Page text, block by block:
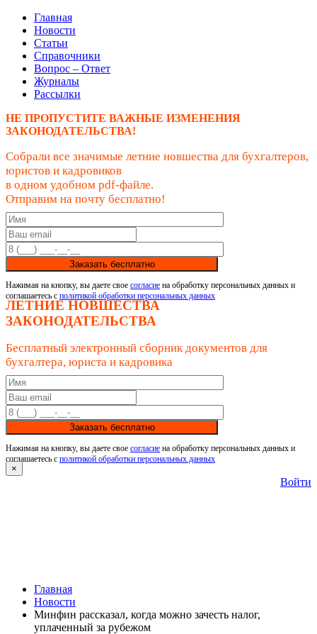
Главная
Новости
Статьи
Справочники
Вопрос – Ответ
Журналы
Рассылки
НЕ ПРОПУСТИТЕ ВАЖНЫЕ ИЗМЕНЕНИЯ
ЗАКОНОДАТЕЛЬСТВА!
Собрали все значимые летние новшества для бухгалтеров,
юристов и кадровиков
в одном удобном pdf-файле.
Отправим на почту бесплатно!
Заказать бесплатно
Нажимая на кнопку, вы даете свое согласие на обработку персональных данных и
соглашаетесь с политикой обработки персональных данных
ЛЕТНИЕ НОВШЕСТВА
ЗАКОНОДАТЕЛЬСТВА
Бесплатный электронный сборник документов для
бухгалтера, юриста и кадровика
Заказать бесплатно
Нажимая на кнопку, вы даете свое согласие на обработку персональных данных и
соглашаетесь с политикой обработки персональных данных
×
Войти
Главная
Новости
Минфин рассказал, когда можно зачесть налог,
уплаченный за рубежом